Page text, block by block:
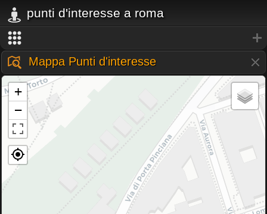
punti d'interesse a roma
Mappa Punti d'interesse
+
−